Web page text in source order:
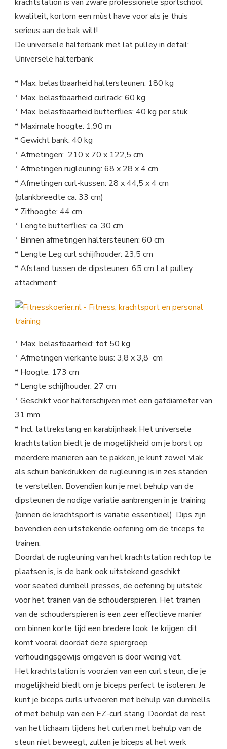
kwaliteit, kortom een mùst have voor als je thuis
serieus aan de bak wilt!
De universele halterbank met lat pulley in detail:
Universele halterbank
* Max. belastbaarheid haltersteunen: 180 kg
* Max. belastbaarheid curlrack: 60 kg
* Max. belastbaarheid butterflies: 40 kg per stuk
* Maximale hoogte: 1,90 m
* Gewicht bank: 40 kg
* Afmetingen: 210 x 70 x 122,5 cm
* Afmetingen rugleuning: 68 x 28 x 4 cm
* Afmetingen curl-kussen: 28 x 44,5 x 4 cm
(plankbreedte ca. 33 cm)
* Zithoogte: 44 cm
* Lengte butterflies: ca. 30 cm
* Binnen afmetingen haltersteunen: 60 cm
* Lengte Leg curl schijfhouder: 23,5 cm
* Afstand tussen de dipsteunen: 65 cm Lat pulley
attachment:
* Max. belastbaarheid: tot 50 kg
* Afmetingen vierkante buis: 3,8 x 3,8 cm
* Hoogte: 173 cm
* Lengte schijfhouder: 27 cm
* Geschikt voor halterschijven met een gatdiameter van
31 mm
* Incl. lattrekstang en karabijnhaak Het universele
krachtstation biedt je de mogelijkheid om je borst op
meerdere manieren aan te pakken, je kunt zowel vlak
als schuin bankdrukken: de rugleuning is in zes standen
te verstellen. Bovendien kun je met behulp van de
dipsteunen de nodige variatie aanbrengen in je training
(binnen de krachtsport is variatie essentiëel). Dips zijn
bovendien een uitstekende oefening om de triceps te
trainen.
Doordat de rugleuning van het krachtstation rechtop te
plaatsen is, is de bank ook uitstekend geschikt
voor seated dumbell presses, de oefening bij uitstek
voor het trainen van de schouderspieren. Het trainen
van de schouderspieren is een zeer effectieve manier
om binnen korte tijd een bredere look te krijgen: dit
komt vooral doordat deze spiergroep
verhoudingsgewijs omgeven is door weinig vet.
Het krachtstation is voorzien van een curl steun, die je
mogelijkheid biedt om je biceps perfect te isoleren. Je
kunt je biceps curls uitvoeren met behulp van dumbells
of met behulp van een EZ-curl stang. Doordat de rest
van het lichaam tijdens het curlen met behulp van de
steun niet beweegt, zullen je biceps al het werk